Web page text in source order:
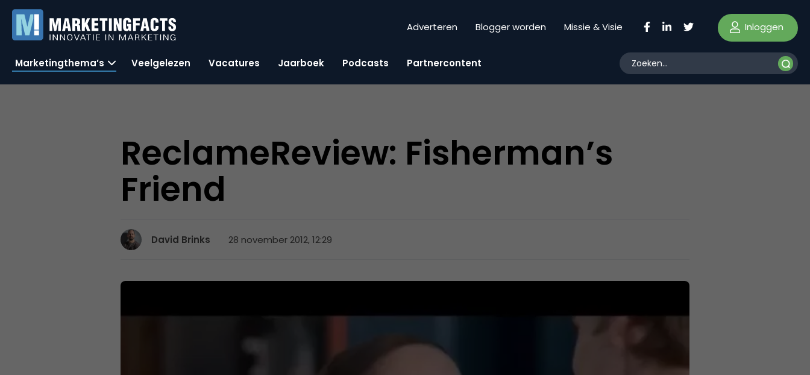
Adverteren Blogger worden Missie & Visie Inloggen
Marketingthema’s Veelgelezen Vacatures Jaarboek Podcasts Partnercontent
ReclameReview: Fisherman’s
Friend
David Brinks 28 november 2012, 12:29